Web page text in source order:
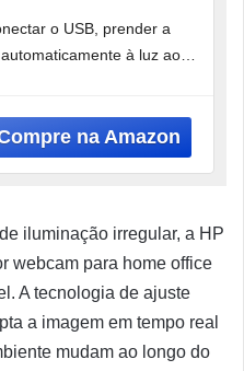
Integrado
o USB, prender a
à luz ao
iluminação irregular, a HP
webcam para home office
A tecnologia de ajuste
a imagem em tempo real
mudam ao longo do